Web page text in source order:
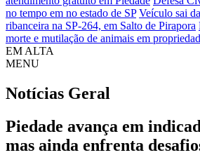
no tempo em no estado de SP Veículo sai
ribanceira na SP-264, em Salto de Pirapora
morte e mutilação de animais em
EM ALTA
MENU
Notícias Geral
Piedade avança em
mas ainda enfrenta